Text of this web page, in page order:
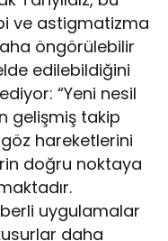
ve astigmatizma
öngörülebilir
edilebildiğini
“Yeni nesil
gelişmiş takip
hareketlerini
doğru noktaya
uygulamalar
daha